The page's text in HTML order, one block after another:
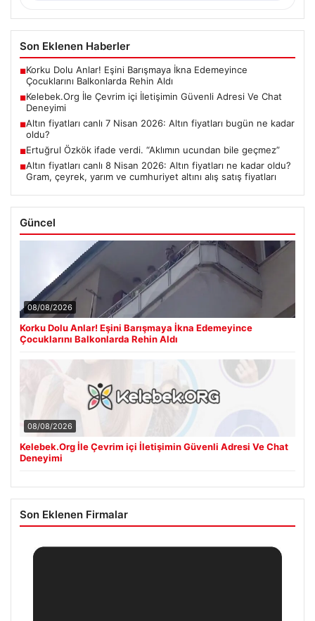
Son Eklenen Haberler
■Korku Dolu Anlar! Eşini Barışmaya İkna Edemeyince
Çocuklarını Balkonlarda Rehin Aldı
■Kelebek.Org İle Çevrim içi İletişimin Güvenli Adresi Ve Chat
Deneyimi
■Altın fiyatları canlı 7 Nisan 2026: Altın fiyatları bugün ne kadar
oldu?
■Ertuğrul Özkök ifade verdi. “Aklımın ucundan bile geçmez”
■Altın fiyatları canlı 8 Nisan 2026: Altın fiyatları ne kadar oldu?
Gram, çeyrek, yarım ve cumhuriyet altını alış satış fiyatları
Güncel
08/08/2026
Korku Dolu Anlar! Eşini Barışmaya İkna Edemeyince
Çocuklarını Balkonlarda Rehin Aldı
08/08/2026
Kelebek.Org İle Çevrim içi İletişimin Güvenli Adresi Ve Chat
Deneyimi
Son Eklenen Firmalar